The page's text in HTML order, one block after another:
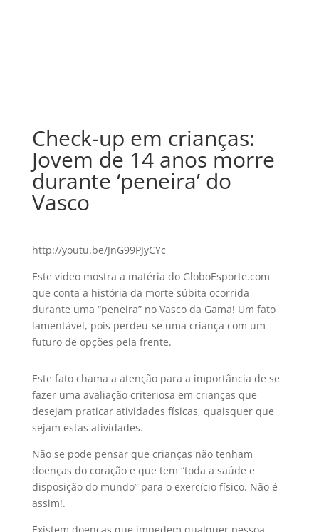
Check-up em crianças:
Jovem de 14 anos morre
durante ‘peneira’ do
Vasco
http://youtu.be/JnG99PJyCYc
Este video mostra a matéria do GloboEsporte.com
que conta a história da morte súbita ocorrida
durante uma “peneira” no Vasco da Gama! Um fato
lamentável, pois perdeu-se uma criança com um
futuro de opções pela frente.
Este fato chama a atenção para a importância de se
fazer uma avaliação criteriosa em crianças que
desejam praticar atividades físicas, quaisquer que
sejam estas atividades.
Não se pode pensar que crianças não tenham
doenças do coração e que tem “toda a saúde e
disposição do mundo” para o exercício físico. Não é
assim!.